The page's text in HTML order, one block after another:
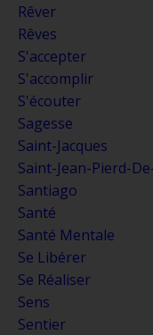
Rêver
Rêves
S'accepter
S'accomplir
S'écouter
Sagesse
Saint-Jacques
Saint-Jean-Pierd-
Santiago
Santé
Santé Mentale
Se Libérer
Se Réaliser
Sens
Sentier